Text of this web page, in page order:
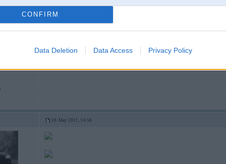
CONFIRM
Data Deletion Data Access Privacy Policy
03. May 2011, 18:07
Bļin šis ir labs
10. May 2011, 14:58